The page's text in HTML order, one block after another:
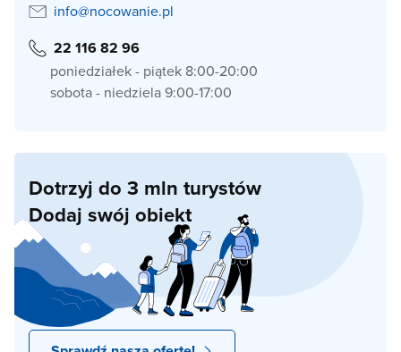
info@nocowanie.pl
22 116 82 96
poniedziałek - piątek 8:00-20:00
sobota - niedziela 9:00-17:00
Dotrzyj do 3 mln turystów
Dodaj swój obiekt